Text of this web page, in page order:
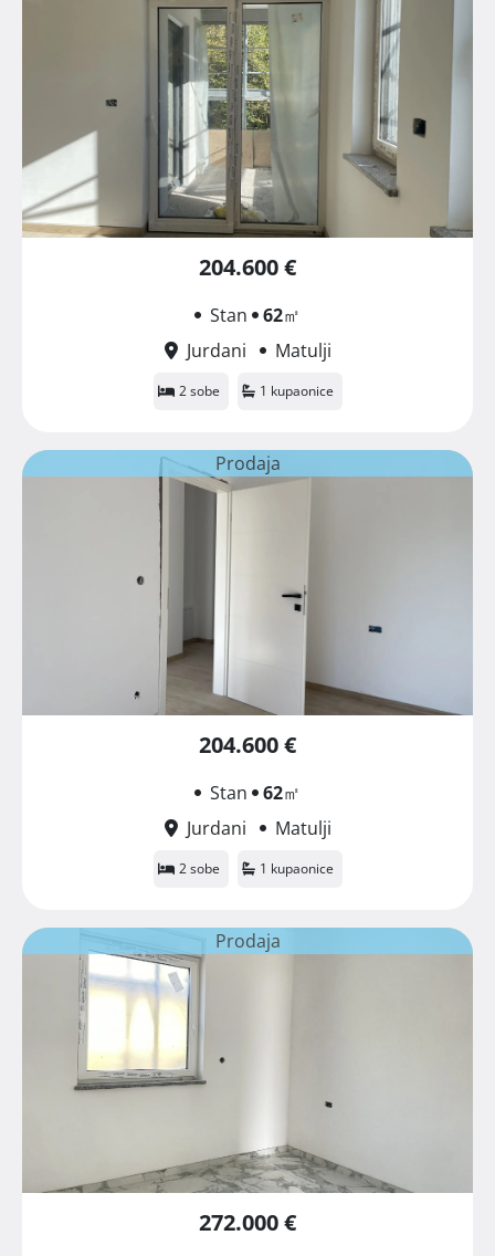
204.600 €
Stan 62㎡
Jurdani
Matulji
2 sobe 1 kupaonice
Prodaja
204.600 €
Stan 62㎡
Jurdani
Matulji
2 sobe 1 kupaonice
Prodaja
272.000 €